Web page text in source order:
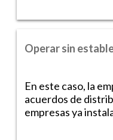
Operar sin
En este caso, la
acuerdos de
empresas ya